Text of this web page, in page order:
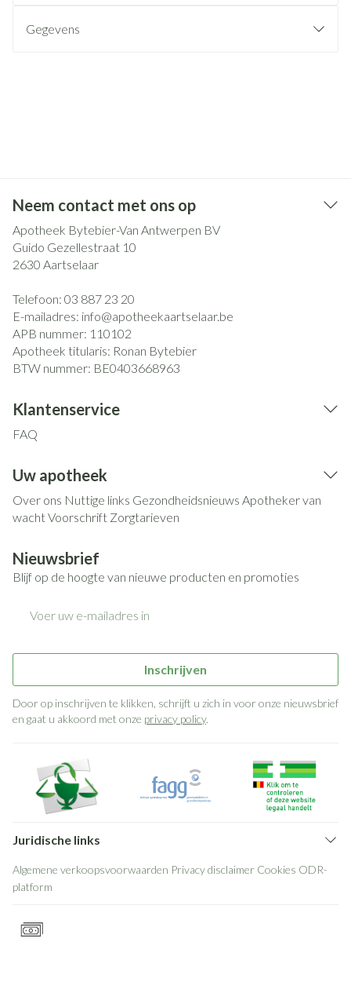
Gegevens
Neem contact met ons op
Apotheek Bytebier-Van Antwerpen BV
Guido Gezellestraat 10
2630 Aartselaar
Telefoon: 03 887 23 20
E-mailadres: info@apotheekaartselaar.be
APB nummer: 110102
Apotheek titularis: Ronan Bytebier
BTW nummer: BE0403668963
Klantenservice
FAQ
Uw apotheek
Over ons Nuttige links Gezondheidsnieuws Apotheker van
wachtVoorschrift Zorgtarieven
Nieuwsbrief
Blijf op de hoogte van nieuwe producten en promoties
Inschrijven
Door op inschrijven te klikken, schrijft u zich in voor onze nieuwsbrief
en gaat u akkoord met onze privacy policy.
Juridische links
Algemene verkoopsvoorwaarden Privacy disclaimer Cookies ODR-
platform